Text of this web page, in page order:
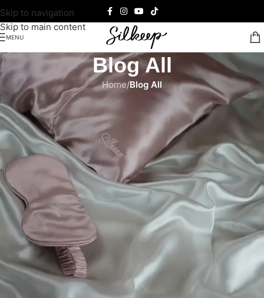
Skip to navigation
Skip to main content
MENU
Blog All
Home/Blog All